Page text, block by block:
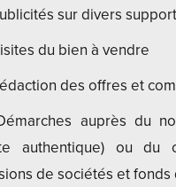
sur divers
du bien à vendre
des offres et
auprès du
authentique) ou du
de sociétés et fonds